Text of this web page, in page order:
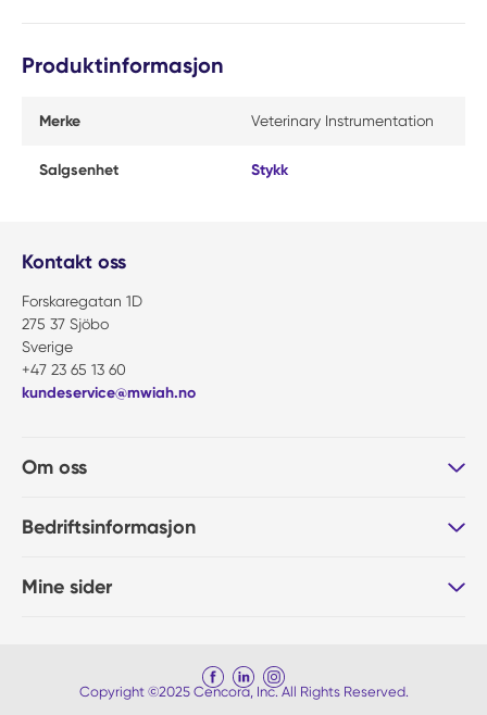
Produktinformasjon
Merke Veterinary Instrumentation
Salgsenhet Stykk
Kontakt oss
Forskaregatan 1D
275 37 Sjöbo
Sverige
+47 23 65 13 60
kundeservice@mwiah.no
Om oss
Bedriftsinformasjon
Mine sider
Copyright ©2025 Cencora, Inc. All Rights Reserved.